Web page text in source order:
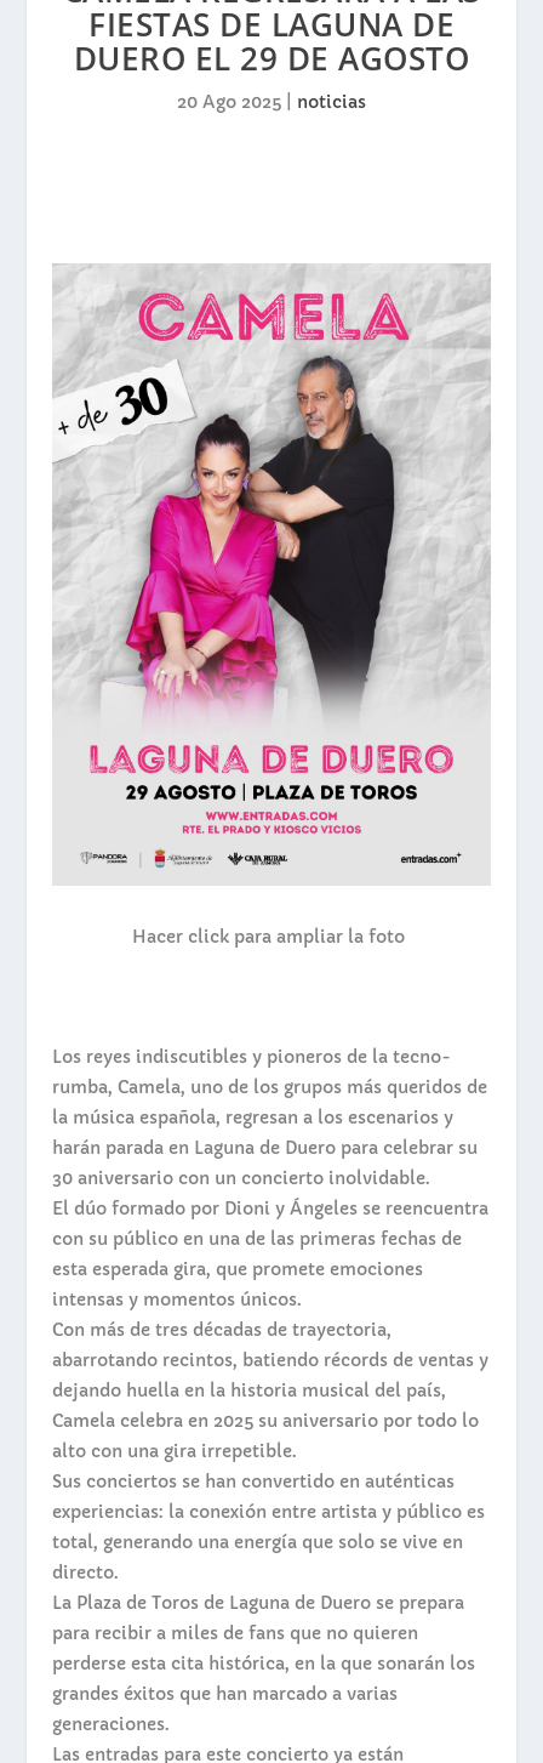
FIESTAS DE LAGUNA DE
DUERO EL 29 DE AGOSTO
20 Ago 2025 noticias
Hacer click para ampliar la foto
Los reyes indiscutibles y pioneros de la tecno-
rumba, Camela, uno de los grupos más queridos de
la música española, regresan a los escenarios y
harán parada en Laguna de Duero para celebrar su
30 aniversario con un concierto inolvidable.
El dúo formado por Dioni y Ángeles se reencuentra
con su público en una de las primeras fechas de
esta esperada gira, que promete emociones
intensas y momentos únicos.
Con más de tres décadas de trayectoria,
abarrotando recintos, batiendo récords de ventas y
dejando huella en la historia musical del país,
Camela celebra en 2025 su aniversario por todo lo
alto con una gira irrepetible.
Sus conciertos se han convertido en auténticas
experiencias: la conexión entre artista y público es
total, generando una energía que solo se vive en
directo.
La Plaza de Toros de Laguna de Duero se prepara
para recibir a miles de fans que no quieren
perderse esta cita histórica, en la que sonarán los
grandes éxitos que han marcado a varias
generaciones.
Las entradas para este concierto ya están